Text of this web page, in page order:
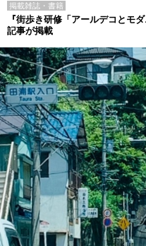
掲載雑誌・書籍
『街歩き研修「アールデコとモ
記事が掲載